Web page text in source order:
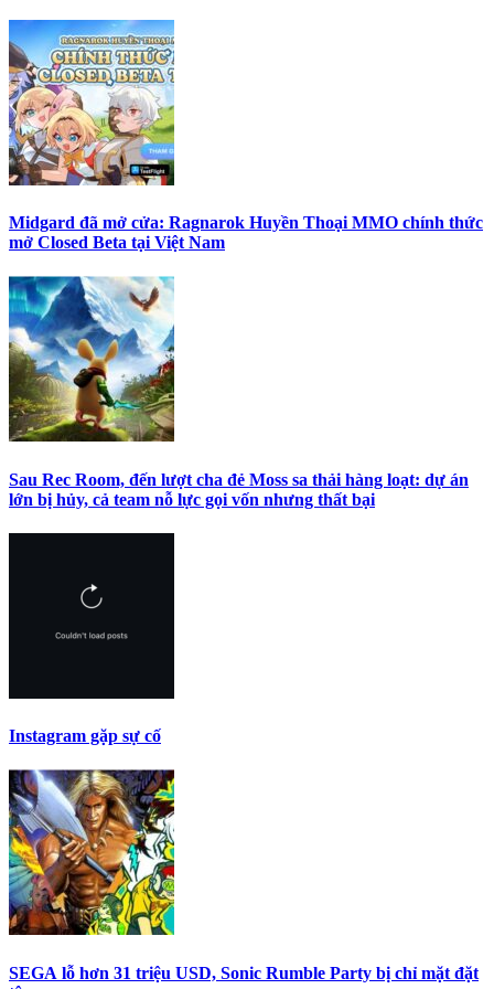
Midgard đã mở cửa: Ragnarok Huyền Thoại MMO chính thức
mở Closed Beta tại Việt Nam
Sau Rec Room, đến lượt cha đẻ Moss sa thải hàng loạt: dự án
lớn bị hủy, cả team nỗ lực gọi vốn nhưng thất bại
Instagram gặp sự cố
SEGA lỗ hơn 31 triệu USD, Sonic Rumble Party bị chỉ mặt đặt